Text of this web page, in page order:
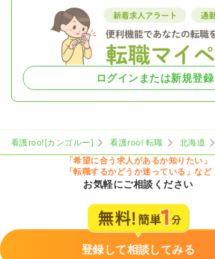
ログインまたは新規登録
看護roo![カンゴルー] 看護roo! 転職 北海道
「希望に合う求人があるか知りたい」
「転職するかどうか迷っている」など
お気軽にご相談ください
登録して相談してみる